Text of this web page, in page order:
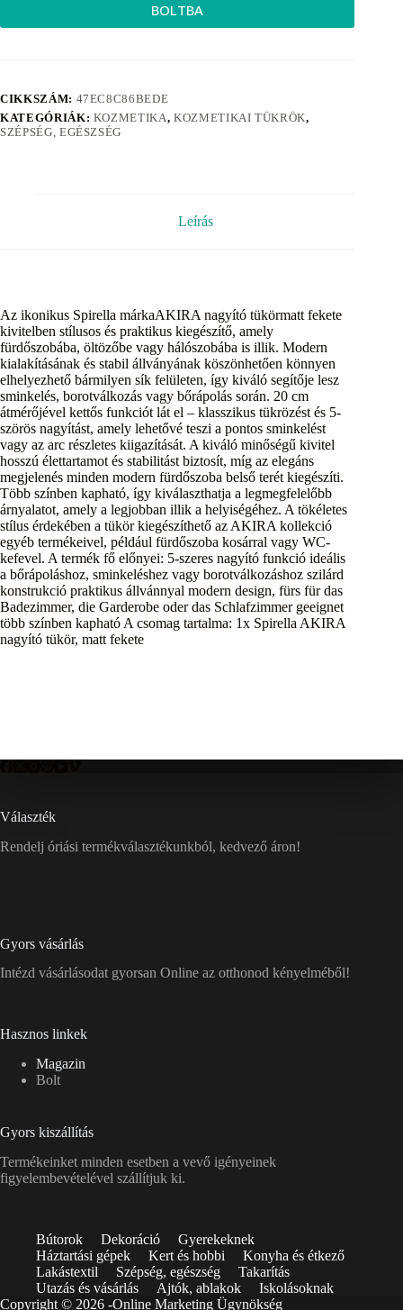
BOLTBA
CIKKSZÁM: 47EC8C86BEDE
KATEGÓRIÁK: KOZMETIKA, KOZMETIKAI TÜKRÖK,
SZÉPSÉG, EGÉSZSÉG
Leírás
Az ikonikus Spirella márkaAKIRA nagyító tükörmatt fekete
kivitelben stílusos és praktikus kiegészítő, amely
fürdőszobába, öltözőbe vagy hálószobába is illik. Modern
kialakításának és stabil állványának köszönhetően könnyen
elhelyezhető bármilyen sík felületen, így kiváló segítője lesz
sminkelés, borotválkozás vagy bőrápolás során. 20 cm
átmérőjével kettős funkciót lát el – klasszikus tükrözést és 5-
szörös nagyítást, amely lehetővé teszi a pontos sminkelést
vagy az arc részletes kiigazítását. A kiváló minőségű kivitel
hosszú élettartamot és stabilitást biztosít, míg az elegáns
megjelenés minden modern fürdőszoba belső terét kiegészíti.
Több színben kapható, így kiválaszthatja a legmegfelelőbb
árnyalatot, amely a legjobban illik a helyiségéhez. A tökéletes
stílus érdekében a tükör kiegészíthető az AKIRA kollekció
egyéb termékeivel, például fürdőszoba kosárral vagy WC-
kefevel. A termék fő előnyei: 5-szeres nagyító funkció ideális
a bőrápoláshoz, sminkeléshez vagy borotválkozáshoz szilárd
konstrukció praktikus állvánnyal modern design, fürs für das
Badezimmer, die Garderobe oder das Schlafzimmer geeignet
több színben kapható A csomag tartalma: 1x Spirella AKIRA
nagyító tükör, matt fekete
Választék
Rendelj óriási termékválasztékunkból, kedvező áron!
Gyors vásárlás
Intézd vásárlásodat gyorsan Online az otthonod kényelméből!
Hasznos linkek
Magazin
Bolt
Gyors kiszállítás
Termékeinket minden esetben a vevő igényeinek
figyelembevételével szállítjuk ki.
Bútorok Dekoráció
Gyerekeknek
Háztartási gépek
Kert és hobbi
Konyha és étkező
Lakástextil
Szépség, egészség
Takarítás
Utazás és vásárlás
Ajtók, ablakok
Iskolásoknak
Copyright © 2026 -Online Marketing Ügynökség